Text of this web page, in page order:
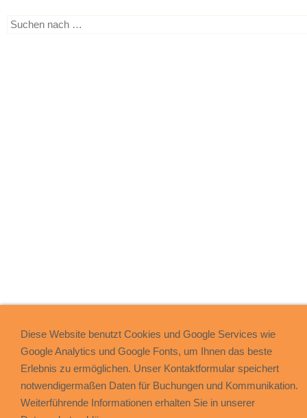
Diese Website benutzt Cookies und Google Services wie
Google Analytics und Google Fonts, um Ihnen das beste
Erlebnis zu ermöglichen. Unser Kontaktformular speichert
notwendigermaßen Daten für Buchungen und Kommunikation.
Weiterführende Informationen erhalten Sie in unserer